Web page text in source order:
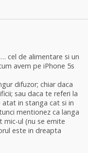
cel de alimentare si un
avem pe iPhone 5s
difuzor; chiar daca
sau daca te referi la
in stanga cat si in
mentionez ca langa
mic-ul (nu se emite
este in dreapta